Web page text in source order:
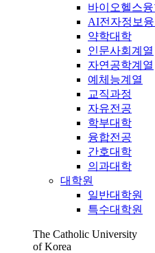
바이오헬스
AI전자정보
약학대학
인문사회계열
자연공학계열
예체능계열
교직과정
자유전공
학부대학
융합전공
간호대학
의과대학
대학원
일반대학원
특수대학원
The Catholic University
of Korea